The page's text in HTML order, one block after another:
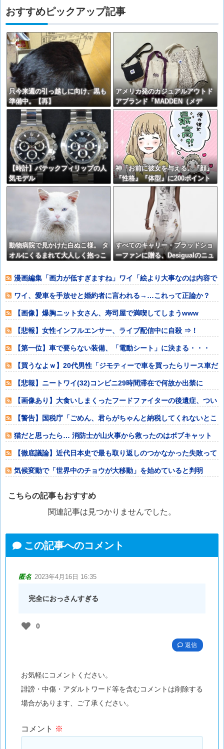
おすすめピックアップ記事
只今来週の引っ越しに向け、黒も
準備中。【再】
アメリカ発のカジュアルアウトド
アブランド「MADDEN（メデ
ン）」のポップアップストアが吉
祥寺・横浜・渋谷・京都のロフト
4店舗にて順次開催！
【時計】パテックフィリップの人
気モデル
神「お前に彼女を与える。『顔』
『性格』『体型』に200ポイント
を振り分けよ」←これどうする？
動物病院で見かけた白ぬこ様。 タ
オルにくるまれて大人しく抱っこ
リ【再】
すべてのキャリー・ブラッドショ
ーファンに贈る、Desigualのニュ
ン
漫画編集「画力が低すぎますね」ワイ「絵より大事なのは内容で
しょ？」編集「
ワイ、愛車を手放せと婚約者に言われる→…これって正論か？
【画像】爆胸ニット女さん、寿司屋で満喫してしまうwww
【悲報】女性インフルエンサー、ライブ配信中に自殺 ⇒！
【第一位】車で要らない装備、「電動シート」に決まる・・・
【買うなよｗ】20代男性「ジモティーで車を買ったらリース車だ
った」53歳
【悲報】ニートワイ(32)コンビニ29時間滞在で何故か出禁に
【画像あり】大食いしまくったフードファイターの後遺症、つい
に明かされ始め
【警告】国税庁「ごめん、君らがちゃんと納税してくれないとこ
猫だと思ったら… 消防士が山火事から救ったのはボブキャット
の赤ちゃん！
【徹底議論】近代日本史で最も取り返しのつかなかった失敗って
気候変動で「世界中のチョウが大移動」を始めていると判明
こちらの記事もおすすめ
関連記事は見つかりませんでした。
この記事へのコメント
匿名 2023年4月16日 16:35
完全におっさんすぎる
0
返信
お気軽にコメントください。
誹謗・中傷・アダルトワード等を含むコメントは削除する
場合があります、ご了承ください。
コメント ※